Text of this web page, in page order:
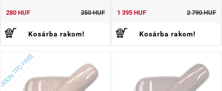
280 HUF 350 HUF
Kosárba rakom!
1 395 HUF 2 790 HUF
Kosárba rakom!
TPO FREE